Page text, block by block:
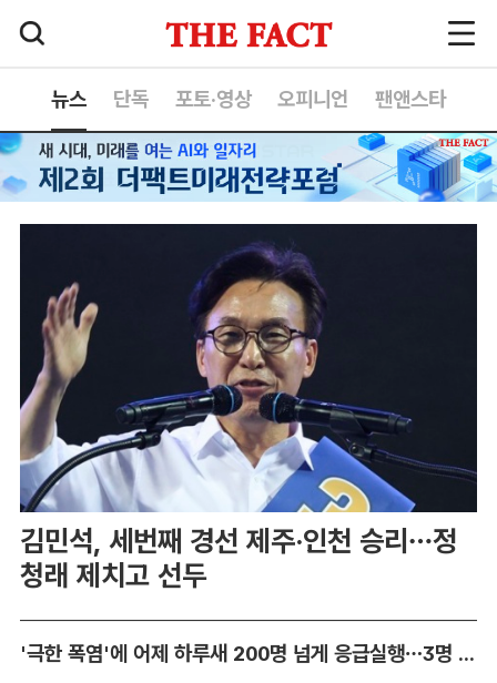
뉴스 단독 포토·영상 오피니언 팬앤스타
김민석, 세번째 경선 제주·인천 승리…정
청래 제치고 선두
'극한 폭염'에 어제 하루새 200명 넘게 응급실행…3명 사망